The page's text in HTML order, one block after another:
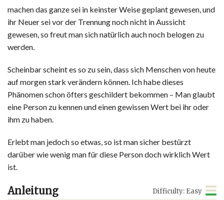
machen das ganze sei in keinster Weise geplant gewesen, und
ihr Neuer sei vor der Trennung noch nicht in Aussicht
gewesen, so freut man sich natürlich auch noch belogen zu
werden.
Scheinbar scheint es so zu sein, dass sich Menschen von heute
auf morgen stark verändern können. Ich habe dieses
Phänomen schon öfters geschildert bekommen – Man glaubt
eine Person zu kennen und einen gewissen Wert bei ihr oder
ihm zu haben.
Erlebt man jedoch so etwas, so ist man sicher bestürzt
darüber wie wenig man für diese Person doch wirklich Wert
ist.
Anleitung Difficulty: Easy